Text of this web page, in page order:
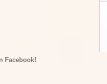
Facebook!